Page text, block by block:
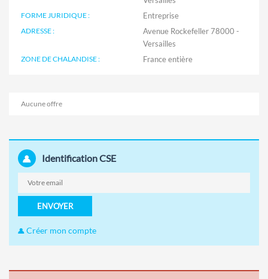
FORME JURIDIQUE : Entreprise
ADRESSE :
Avenue Rockefeller 78000 -
Versailles
ZONE DE CHALANDISE :
Aucune offre
Identification CSE
ENVOYER
Créer mon compte